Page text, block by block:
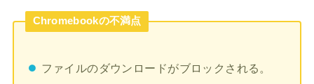
Chromebookの不満点
ファイルのダウンロードがブロックされる。